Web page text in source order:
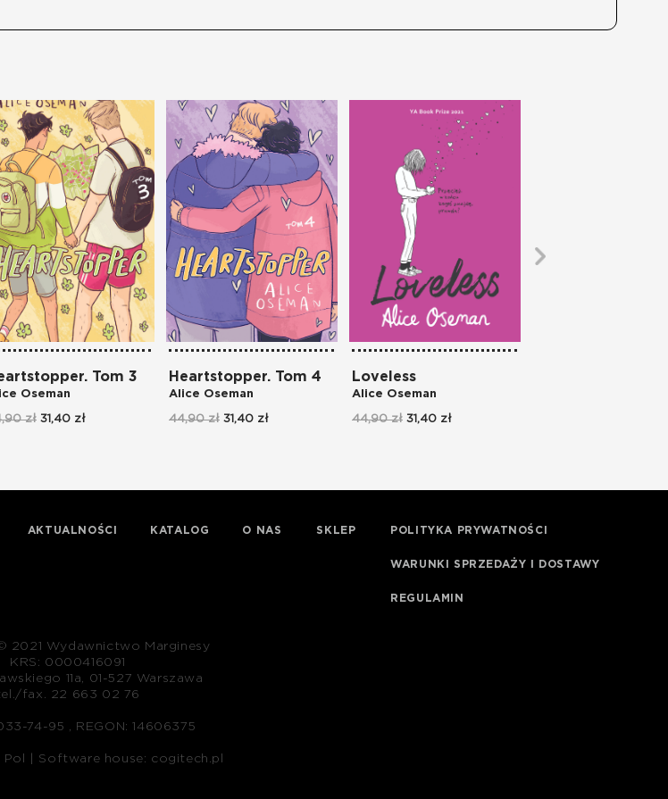
Tom 3
Oseman
zł 31,40 zł
Heartstopper. Tom 4
Alice Oseman
44,90 zł 31,40 zł
Loveless
Alice Oseman
44,90 zł 31,40 zł
AKTUALNOŚCI KATALOG O NAS SKLEP POLITYKA PRYWATNOŚCI
WARUNKI SPRZEDAŻY I DOSTAWY
REGULAMIN
2021 Wydawnictwo Marginesy
KRS: 0000416091
11a, 01-527 Warszawa
fax. 22 663 02 76
74-95 , REGON: 14606375
Pol | Software house: cogitech.pl